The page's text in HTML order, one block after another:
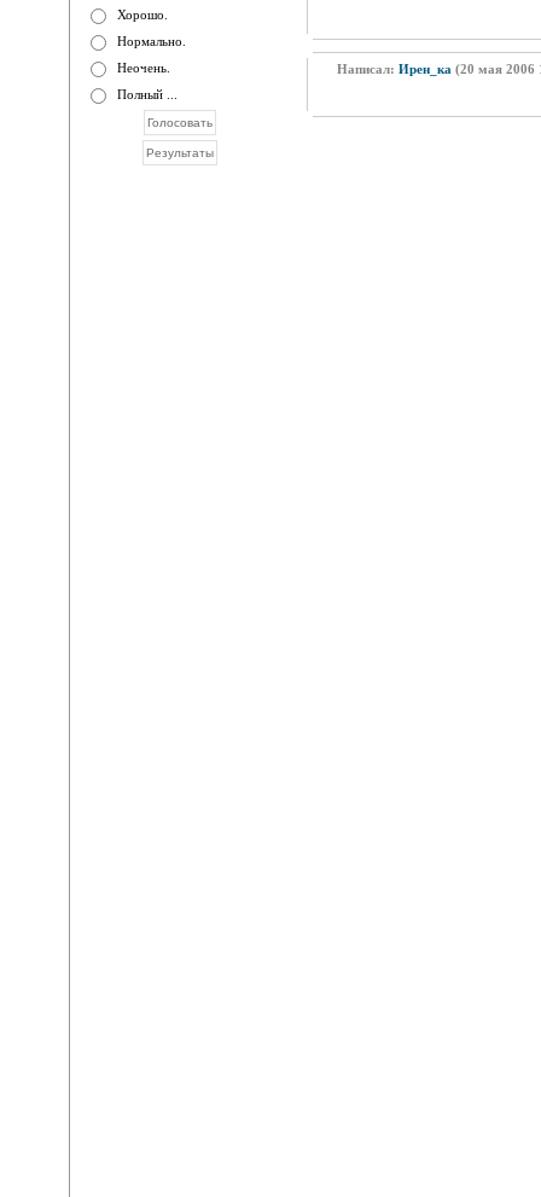
Хорошо.
Нормально.
Неочень.
Полный ...
Написал: Ирен_ка (20 мая 2006